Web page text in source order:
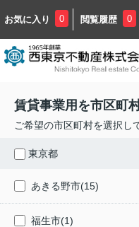
お気に入り 0 閲覧履歴 0
賃貸事業用を市区町
ご希望の市区町村を選択し
東京都
あきる野市(15)
福生市(1)